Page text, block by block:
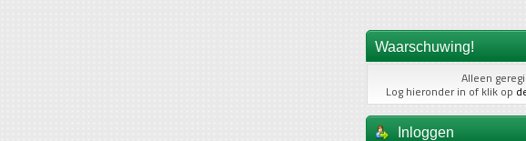
Waarschuwing!
Alleen
Log hieronder in of klik op
Inloggen